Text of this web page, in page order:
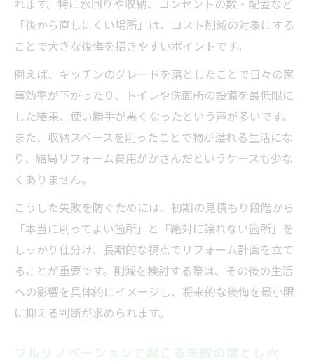
れます。特に水回りや収納、コンセントの数・配置など
「後から直しにくい場所」は、コスト削減の対象にする
ことで大きな後悔を招きやすいポイントです。
例えば、キッチンのグレードを落としたことで日々の家
事効率が下がったり、トイレや洗面所の設備を最低限に
した結果、使い勝手が悪くなったという声が多いです。
また、収納スペースを削ったことで物が溢れる生活にな
り、結局リフォーム費用がかさんだというケースも少な
くありません。
こうした失敗を防ぐためには、初期の見積もり段階から
「本当に削ってよい箇所」と「絶対に譲れない箇所」を
しっかり仕分け、長期的な視点でリフォーム計画を立て
ることが重要です。削減を検討する際は、その後の生活
への影響を具体的にイメージし、将来的な後悔を最小限
に抑える判断が求められます。
フルリノベーションで起こる失敗の落とし穴